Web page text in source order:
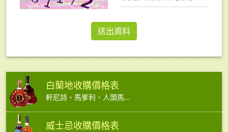
送出資料
白蘭地收購價格表
軒尼詩、馬爹利、人頭馬...
威士忌收購價格表